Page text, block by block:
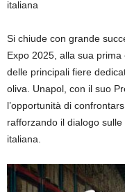
italiana
Si chiude con grande
Expo 2025, alla sua prima
delle principali fiere
oliva. Unapol, con il suo
l’opportunità di
rafforzando il dialogo
italiana.